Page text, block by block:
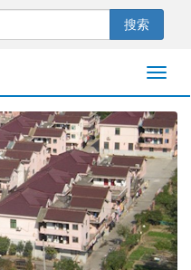
搜索